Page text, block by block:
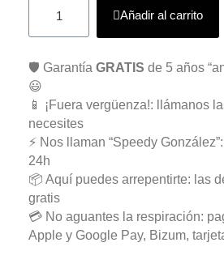
Añadir al carrito
🛡️ Garantía GRATIS de 5 años
😃
📱 ¡Fuera vergüenza!: llámanos
necesites
⚡ Nos llaman “Speedy
24h
📦 Aquí puedes arrepentirte: las
gratis
💳 No aguantes la respiración:
Apple y Google Pay, Bizum,